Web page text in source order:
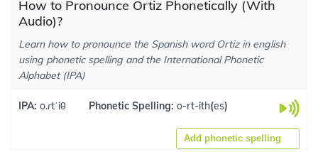
How to Pronounce Ortiz Phonetically (With
Audio)?
Learn how to pronounce the Spanish word Ortiz in english
using phonetic spelling and the International Phonetic
Alphabet (IPA)
IPA: o.ɾtˈiθ Phonetic Spelling: o-rt-ith(es)
Add phonetic spelling